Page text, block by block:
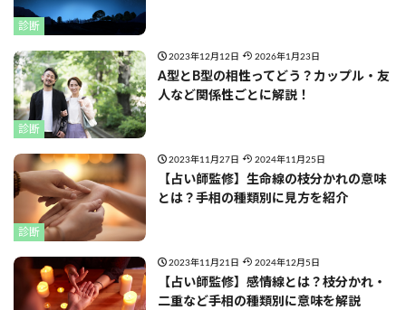
診断
診断
2023年12月12日 2026年1月23日
A型とB型の相性ってどう？カップル・友
人など関係性ごとに解説！
診断
2023年11月27日 2024年11月25日
【占い師監修】生命線の枝分かれの意味
とは？手相の種類別に見方を紹介
2023年11月21日 2024年12月5日
【占い師監修】感情線とは？枝分かれ・
二重など手相の種類別に意味を解説